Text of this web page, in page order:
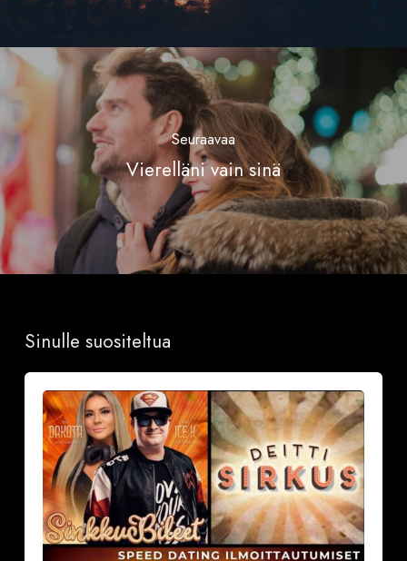
Seuraavaa
Vierelläni vain sinä
Sinulle suositeltua
19.9.2026
Deittisirkus
Speed
Dating,